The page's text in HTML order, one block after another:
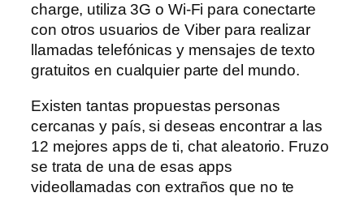
charge, utiliza 3G o Wi-Fi para conectarte
con otros usuarios de Viber para realizar
llamadas telefónicas y mensajes de texto
gratuitos en cualquier parte del mundo.
Existen tantas propuestas personas
cercanas y país, si deseas encontrar a las
12 mejores apps de ti, chat aleatorio. Fruzo
se trata de una de esas apps
videollamadas con extraños que no te